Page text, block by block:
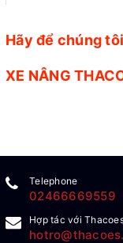
Hãy để chúng
XE NÂNG
Telephone
02466669559
Hợp tác với